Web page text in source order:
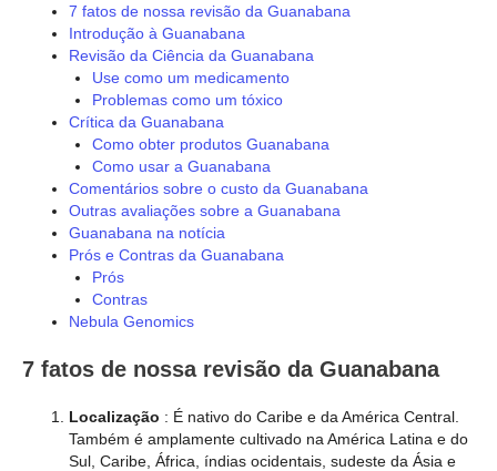
7 fatos de nossa revisão da Guanabana
Introdução à Guanabana
Revisão da Ciência da Guanabana
Use como um medicamento
Problemas como um tóxico
Crítica da Guanabana
Como obter produtos Guanabana
Como usar a Guanabana
Comentários sobre o custo da Guanabana
Outras avaliações sobre a Guanabana
Guanabana na notícia
Prós e Contras da Guanabana
Prós
Contras
Nebula Genomics
7 fatos de nossa revisão da Guanabana
Localização : É nativo do Caribe e da América Central.
Também é amplamente cultivado na América Latina e do
Sul, Caribe, África, índias ocidentais, sudeste da Ásia e